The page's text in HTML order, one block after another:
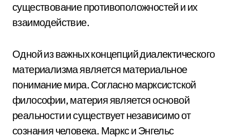
существование противоположностей и их
взаимодействие.
Одной из важных концепций диалектического
материализма является материальное
понимание мира. Согласно марксистской
философии, материя является основой
реальности и существует независимо от
сознания человека. Маркс и Энгельс